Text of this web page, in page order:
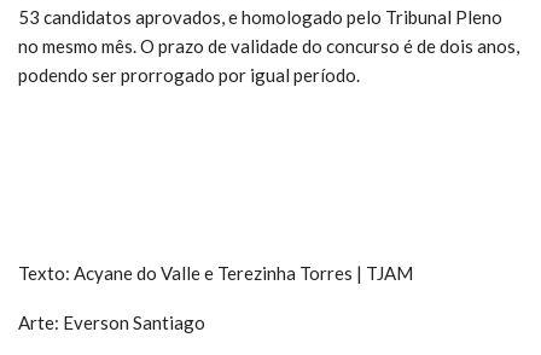
53 candidatos aprovados, e homologado pelo Tribunal Pleno
no mesmo mês. O prazo de validade do concurso é de dois anos,
podendo ser prorrogado por igual período.
Texto: Acyane do Valle e Terezinha Torres | TJAM
Arte: Everson Santiago